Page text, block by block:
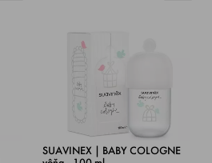
SUAVINEX | BABY COLOGNE